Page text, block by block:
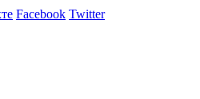
Facebook Twitter